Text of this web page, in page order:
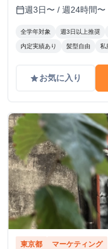
たい人 どちらも大歓
宿」駅1番出口から徒
calendar_today週3日〜 / 週24時間〜
全学年対象 週3日以上推奨
内定実績あり 髪型自由 私
gradeお気に入り
東京都 マーケティング